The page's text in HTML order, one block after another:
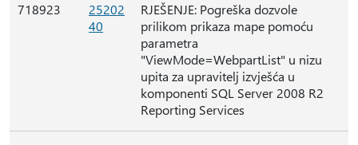
718923
25202
40
RJEŠENJE: Pogreška dozvole
prilikom prikaza mape pomoću
parametra
"ViewMode=WebpartList" u nizu
upita za upravitelj izvješća u
komponenti SQL Server 2008 R2
Reporting Services